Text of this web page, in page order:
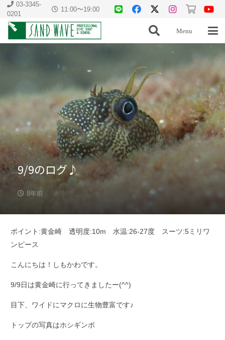
03-3345-
0201
11:00〜19:00
Menu
9/9のログ♪
8年前
ポイント:黄金崎 透明度:10m 水温:26-27度 スーツ:5ミリワ
ンピース
こんにちは！しもかわです。
9/9日は黄金崎に行ってきましたー(^^)
目下、ワイドにマクロに生物豊富です♪
トップの写真はホシギンポ